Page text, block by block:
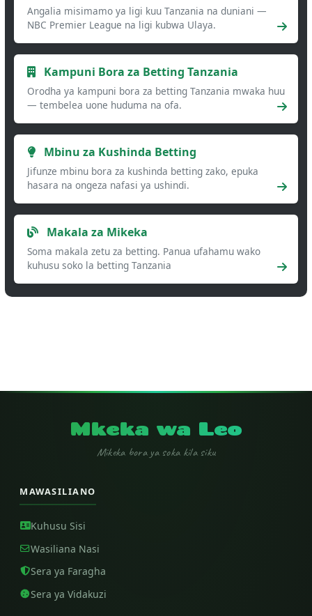
Angalia misimamo ya ligi kuu Tanzania na duniani —
NBC Premier League na ligi kubwa Ulaya.
Kampuni Bora za Betting Tanzania
Orodha ya kampuni bora za betting Tanzania mwaka huu
— tembelea uone huduma na ofa.
Mbinu za Kushinda Betting
Jifunze mbinu bora za kushinda betting zako, epuka
hasara na ongeza nafasi ya ushindi.
Makala za Mikeka
Soma makala zetu za betting. Panua ufahamu wako
kuhusu soko la betting Tanzania
Mkeka wa Leo
Mikeka bora ya soka kila siku
MAWASILIANO
Kuhusu Sisi
Wasiliana Nasi
Sera ya Faragha
Sera ya Vidakuzi